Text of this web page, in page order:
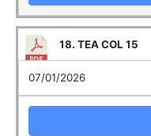
18. TEA COL 15
07/01/2026